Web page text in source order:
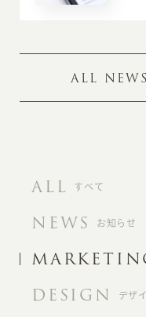
ALL
ALL すべて
NEWS お知らせ
DESIGN デザ